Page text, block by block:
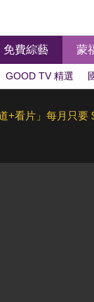
免費綜藝 蒙
GOOD TV 精選
道+看片」每月只要